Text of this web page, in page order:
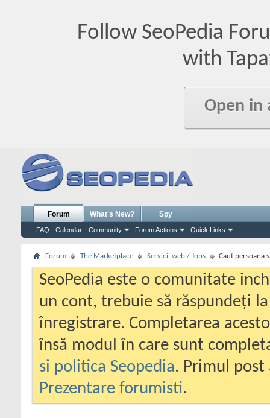
Follow SeoPedia
with
Open in
Forum
FAQ Calendar Community Forum Actions Quick Links
What's New? Spy
Forum The Marketplace Servicii web / Jobs Caut persoana
SeoPedia este o comunitate
un cont, trebuie să răspundeți
înregistrare. Completarea
însă modul în care sunt
si politica Seopedia. Primul
Prezentare forumisti.